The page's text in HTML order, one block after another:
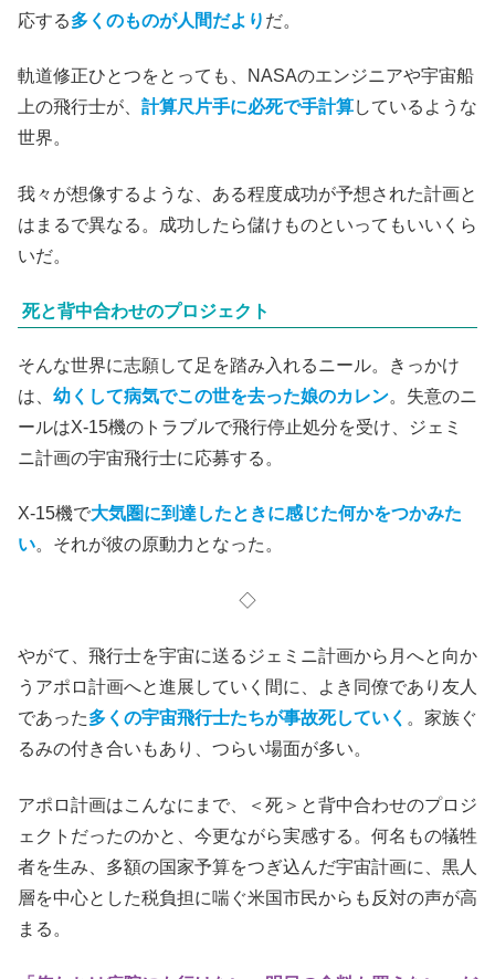
応する多くのものが人間だより だ。
軌道修正ひとつをとっても、NASAのエンジニアや宇宙船
上の飛行士が、 計算尺片手に必死で手計算しているような
世界。
我々が想像するような、ある程度成功が予想された計画と
はまるで異なる。成功したら儲けものといってもいいくら
いだ。
死と背中合わせのプロジェクト
そんな世界に志願して足を踏み入れるニール。きっかけ
は、 幼くして病気でこの世を去った娘のカレン。失意のニ
ールはX-15機のトラブルで飛行停止処分を受け、ジェミ
ニ計画の宇宙飛行士に応募する。
X-15機で大気圏に到達したときに感じた何かをつかみた
い。それが彼の原動力となった。
◇
やがて、飛行士を宇宙に送るジェミニ計画から月へと向か
うアポロ計画へと進展していく間に、よき同僚であり友人
であった多くの宇宙飛行士たちが事故死していく 。家族ぐ
るみの付き合いもあり、つらい場面が多い。
アポロ計画はこんなにまで、＜死＞と背中合わせのプロジ
ェクトだったのかと、今更ながら実感する。何名もの犠牲
者を生み、多額の国家予算をつぎ込んだ宇宙計画に、黒人
層を中心とした税負担に喘ぐ米国市民からも反対の声が高
まる。